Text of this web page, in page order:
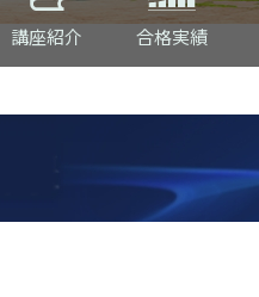
講座紹介 合格実績